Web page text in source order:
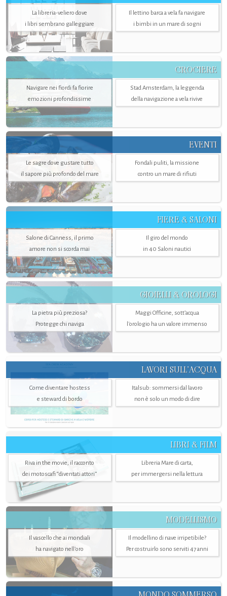
La libreria-veliero dove
i libri sembrano galleggiare
Il lettino barca a vela fa navigare
i bimbi in un mare di sogni
CROCIERE
Navigare nei fiordi fa fiorire
emozioni profondissime
Stad Amsterdam, la leggenda
della navigazione a vela rivive
EVENTI
Le sagre dove gustare tutto
il sapore più profondo del mare
Fondali puliti, la missione
contro un mare di rifiuti
FIERE & SALONI
Salone di Canness, il primo
amore non si scorda mai
Il giro del mondo
in 40 Saloni nautici
GIOIELLI & OROLOGI
La pietra più preziosa?
Protegge chi naviga
Maggi Officine, sott’acqua
l'orologio ha un valore immenso
LAVORI SULL’ACQUA
Come diventare hostess
e steward di bordo
Italsub: sommersi dal lavoro
non è solo un modo di dire
LIBRI & FILM
Riva in the movie, il racconto
dei motoscafi “diventati attori”
Libreria Mare di carta,
per immergersi nella lettura
MODELLISMO
Il vascello che ai mondiali
ha navigato nell’oro
Il modellino di nave irripetibile?
Per costruirlo sono serviti 47 anni